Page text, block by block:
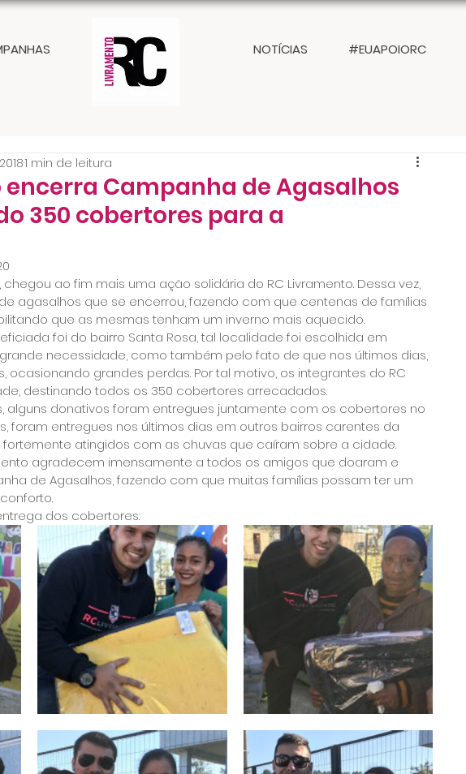
NOTÍCIAS #EUAPOIORC
encerra Campanha de Agasalhos
350 cobertores para a
1 min de leitura
ao fim mais uma ação solidária do RC Livramento. Dessa vez,
agasalhos que se encerrou, fazendo com que centenas de famílias
que as mesmas tenham um inverno mais aquecido.
foi do bairro Santa Rosa, tal localidade foi escolhida em
necessidade, como também pelo fato de que nos últimos dias,
ocasionando grandes perdas. Por tal motivo, os integrantes do RC
destinando todos os 350 cobertores arrecadados.
alguns donativos foram entregues juntamente com os cobertores no
foram entregues nos últimos dias em outros bairros carentes da
atingidos com as chuvas que caíram sobre a cidade.
agradecem imensamente a todos os amigos que doaram e
de Agasalhos, fazendo com que muitas famílias possam ter um
dos cobertores: